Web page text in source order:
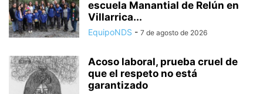
escuela Manantial de Relún en
Villarrica...
EquipoNDS - 7 de agosto de 2026
Acoso laboral, prueba cruel de
que el respeto no está
garantizado